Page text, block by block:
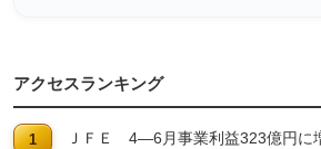
アクセスランキング
ＪＦＥ 4―6月事業利益323億円